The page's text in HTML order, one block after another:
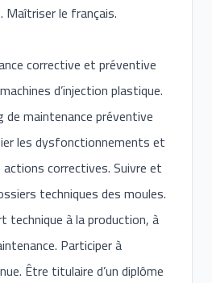
le français.
corrective et préventive
d’injection plastique.
de maintenance préventive
les dysfonctionnements et
correctives. Suivre et
techniques des moules.
technique à la production, à
Participer à
Être titulaire d’un diplôme